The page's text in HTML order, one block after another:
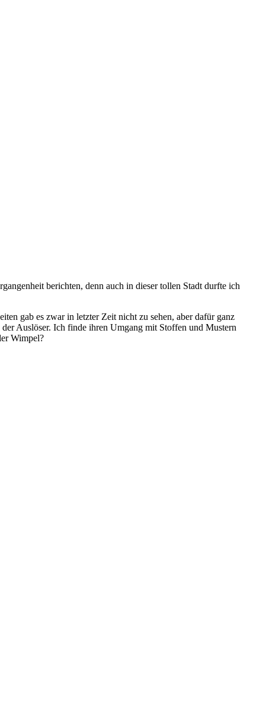
berichten, denn auch in dieser tollen Stadt durfte ich
gab es zwar in letzter Zeit nicht zu sehen, aber dafür ganz
Auslöser. Ich finde ihren Umgang mit Stoffen und Mustern
Wimpel?